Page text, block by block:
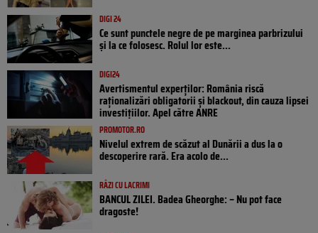
DIGI 24
Ce sunt punctele negre de pe marginea parbrizului
și la ce folosesc. Rolul lor este...
DIGI24
Avertismentul experților: România riscă
raționalizări obligatorii și blackout, din cauza lipsei
investițiilor. Apel către ANRE
PROMOTOR.RO
Nivelul extrem de scăzut al Dunării a dus la o
descoperire rară. Era acolo de...
RÂZI CU LACRIMI
BANCUL ZILEI. Badea Gheorghe: – Nu pot face
dragoste!